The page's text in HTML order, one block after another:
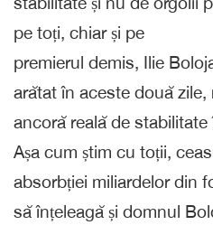
pe toți, chiar și pe
premierul demis, Ilie
arătat în aceste două zile,
ancoră reală de
Așa cum știm cu toții,
absorbției miliardelor din
să înțeleagă și domnul